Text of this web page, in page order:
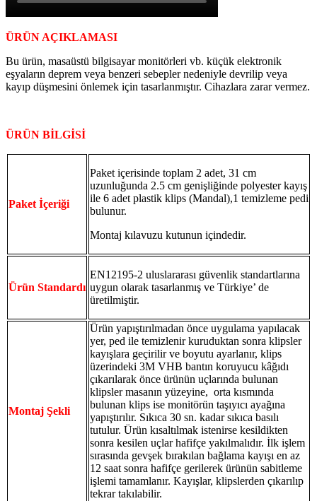
ÜRÜN AÇIKLAMASI
Bu ürün, masaüstü bilgisayar monitörleri vb. küçük elektronik
eşyaların deprem veya benzeri sebepler nedeniyle devrilip veya
kayıp düşmesini önlemek için tasarlanmıştır. Cihazlara zarar vermez.
ÜRÜN BİLGİSİ
Paket İçeriği
Paket içerisinde toplam 2 adet, 31 cm
uzunluğunda 2.5 cm genişliğinde polyester kayış
ile 6 adet plastik klips (Mandal),1 temizleme pedi
bulunur.
Montaj kılavuzu kutunun içindedir.
Ürün Standardı
EN12195-2 uluslararası güvenlik standartlarına
uygun olarak tasarlanmış ve Türkiye’ de
üretilmiştir.
Montaj Şekli
Ürün yapıştırılmadan önce uygulama yapılacak
yer, ped ile temizlenir kuruduktan sonra klipsler
kayışlara geçirilir ve boyutu ayarlanır, klips
üzerindeki 3M VHB bantın koruyucu kâğıdı
çıkarılarak önce ürünün uçlarında bulunan
klipsler masanın yüzeyine, orta kısmında
bulunan klips ise monitörün taşıyıcı ayağına
yapıştırılır. Sıkıca 30 sn. kadar sıkıca basılı
tutulur. Ürün kısaltılmak istenirse kesildikten
sonra kesilen uçlar hafifçe yakılmalıdır. İlk işlem
sırasında gevşek bırakılan bağlama kayışı en az
12 saat sonra hafifçe gerilerek ürünün sabitleme
işlemi tamamlanır. Kayışlar, klipslerden çıkarılıp
tekrar takılabilir.